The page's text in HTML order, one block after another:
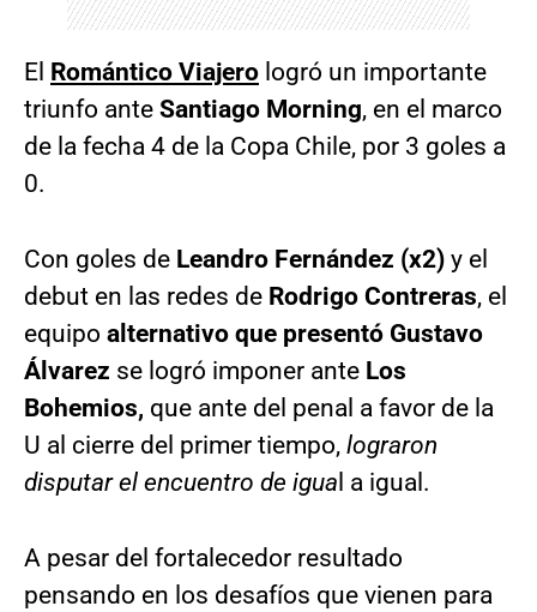
El Romántico Viajero logró un importante
triunfo ante Santiago Morning, en el marco
de la fecha 4 de la Copa Chile, por 3 goles a
0.
Con goles de Leandro Fernández (x2) y el
debut en las redes de Rodrigo Contreras, el
equipo alternativo que presentó Gustavo
Álvarez se logró imponer ante Los
Bohemios, que ante del penal a favor de la
U al cierre del primer tiempo, lograron
disputar el encuentro de igua l a igual.
A pesar del fortalecedor resultado
pensando en los desafíos que vienen para